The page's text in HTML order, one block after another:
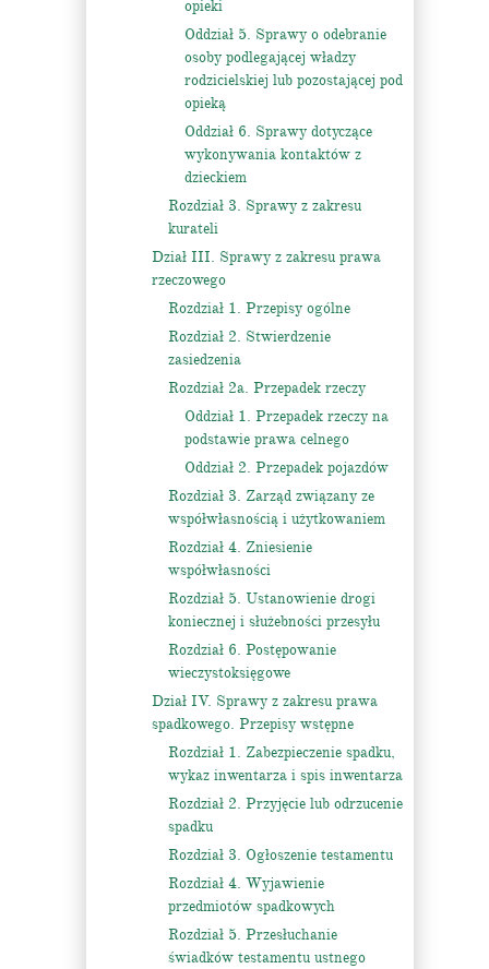
opieki
Oddział 5. Sprawy o odebranie
osoby podlegającej władzy
rodzicielskiej lub pozostającej pod
opieką
Oddział 6. Sprawy dotyczące
wykonywania kontaktów z
dzieckiem
Rozdział 3. Sprawy z zakresu
kurateli
Dział III. Sprawy z zakresu prawa
rzeczowego
Rozdział 1. Przepisy ogólne
Rozdział 2. Stwierdzenie
zasiedzenia
Rozdział 2a. Przepadek rzeczy
Oddział 1. Przepadek rzeczy na
podstawie prawa celnego
Oddział 2. Przepadek pojazdów
Rozdział 3. Zarząd związany ze
współwłasnością i użytkowaniem
Rozdział 4. Zniesienie
współwłasności
Rozdział 5. Ustanowienie drogi
koniecznej i służebności przesyłu
Rozdział 6. Postępowanie
wieczystoksięgowe
Dział IV. Sprawy z zakresu prawa
spadkowego. Przepisy wstępne
Rozdział 1. Zabezpieczenie spadku,
wykaz inwentarza i spis inwentarza
Rozdział 2. Przyjęcie lub odrzucenie
spadku
Rozdział 3. Ogłoszenie testamentu
Rozdział 4. Wyjawienie
przedmiotów spadkowych
Rozdział 5. Przesłuchanie
świadków testamentu ustnego